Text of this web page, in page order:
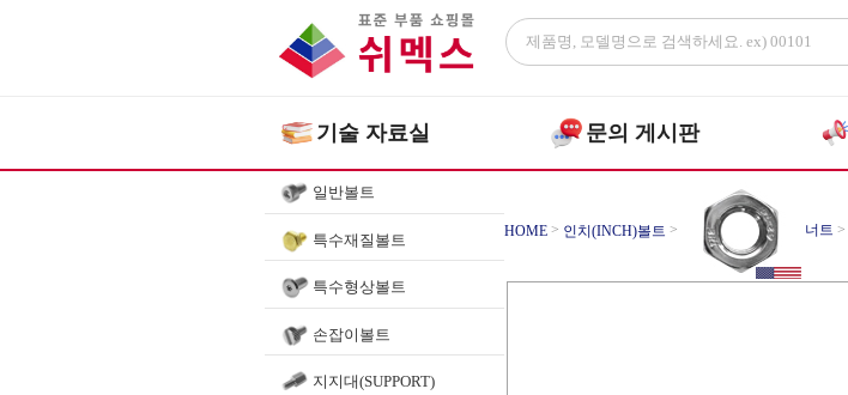
기술 자료실 문의 게시판
일반볼트
특수재질볼트
특수형상볼트
손잡이볼트
지지대(SUPPORT)
HOME > 인치(INCH)볼트 > 너트 >